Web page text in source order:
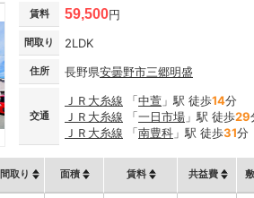
賃料 59,500円
間取り 2LDK
住所 長野県安曇野市三郷明盛
交通
ＪＲ大糸線 「中萱 」駅 徒歩14分
ＪＲ大糸線 「一日市場 」駅 徒歩29
ＪＲ大糸線 「南豊科 」駅 徒歩31分
間取り 面積 賃料 共益費